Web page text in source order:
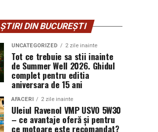
ȘTIRI DIN BUCUREȘTI
UNCATEGORIZED 2 zile inainte
Tot ce trebuie sa stii inainte
de Summer Well 2026. Ghidul
complet pentru editia
aniversara de 15 ani
AFACERI 2 zile inainte
Uleiul Ravenol VMP USVO 5W30
– ce avantaje oferă și pentru
ce motoare este recomandat?